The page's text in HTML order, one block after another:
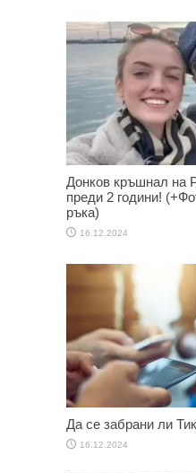
Донков кръшнал на
преди 2 години!
ръка)
16.12.2024
Да се забрани ли
16.12.2024